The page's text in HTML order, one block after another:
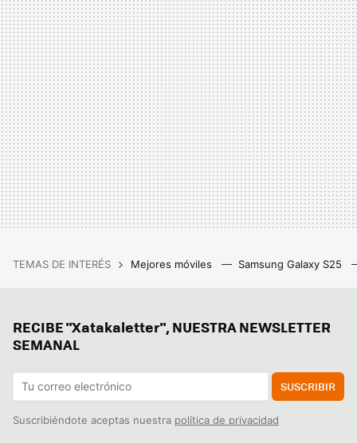
TEMAS DE INTERÉS Mejores móviles Samsung Galaxy S25
RECIBE "Xatakaletter", NUESTRA NEWSLETTER
SEMANAL
SUSCRIBIR
Suscribiéndote aceptas nuestra política de privacidad